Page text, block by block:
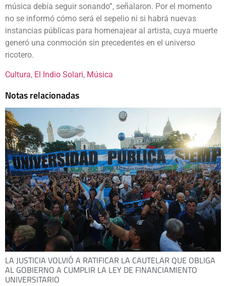
música debía seguir sonando”, señalaron. Por el momento
no se informó cómo será el sepelio ni si habrá nuevas
instancias públicas para homenajear al artista, cuya muerte
generó una conmoción sin precedentes en el universo
ricotero.
Cultura, El Indio Solari, Música
Notas relacionadas
LA JUSTICIA VOLVIÓ A RATIFICAR LA CAUTELAR QUE OBLIGA
AL GOBIERNO A CUMPLIR LA LEY DE FINANCIAMIENTO
UNIVERSITARIO